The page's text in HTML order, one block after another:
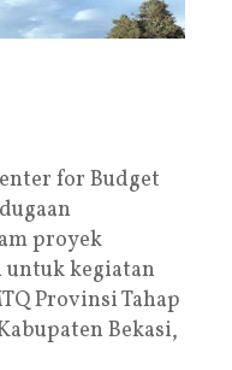
for Budget
proyek
untuk kegiatan
Provinsi Tahap
Bekasi,